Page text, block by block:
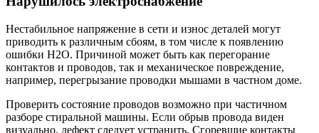
Нестабильное напряжение в сети и износ деталей могут
приводить к различным сбоям, в том числе к появлению
ошибки H2O. Причиной может быть как перегорание
контактов и проводов, так и механическое повреждение,
например, перегрызание проводки мышами в частном доме.
Проверить состояние проводов возможно при частичном
разборе стиральной машины. Если обрыв провода виден
визуально, дефект следует устранить. Сгоревшие контакты